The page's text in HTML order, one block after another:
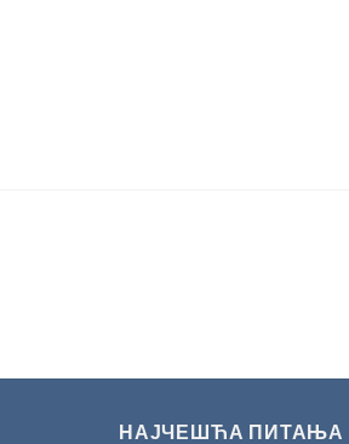
НАЈЧЕШЋА ПИТАЊА